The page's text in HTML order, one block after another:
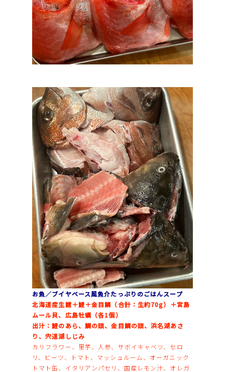
お魚／ブイヤベース風魚介たっぷりのごはんスープ
北海道産生鱈＋鯉＋金目鯛（合計：生約70g）＋宮島
ムール貝、広島牡蠣（各1個）
出汁：鯉のあら、鯛の頭、金目鯛の頭、浜名湖あさ
り、宍道湖しじみ
カリフラワー、里芋、人参、サボイキャベツ、セロ
リ、ビーツ、トマト、マッシュルーム、オーガニック
トマト缶、イタリアンパセリ、国産レモン汁、オレガ